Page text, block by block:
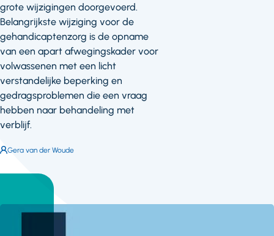
grote wijzigingen doorgevoerd.
Belangrijkste wijziging voor de
gehandicaptenzorg is de opname
van een apart afwegingskader voor
volwassenen met een licht
verstandelijke beperking en
gedragsproblemen die een vraag
hebben naar behandeling met
verblijf.
Auteur:
Gera van der Woude